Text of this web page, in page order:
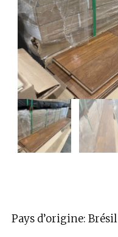
Pays d’origine: Brésil